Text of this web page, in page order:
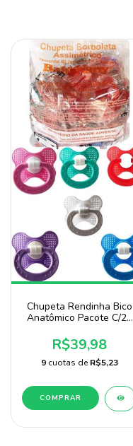
Chupeta Rendinha Bico
Anatômico Pacote C/25
R$39,98
9 cuotas deR$5,23
COMPRAR